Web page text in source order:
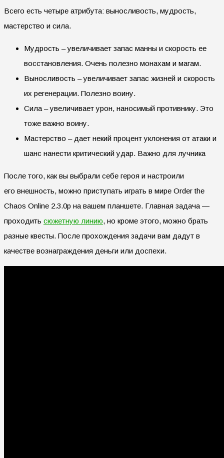
Всего есть четыре атрибута: выносливость, мудрость,
мастерство и сила.
Мудрость – увеличивает запас манны и скорость ее
восстановления. Очень полезно монахам и магам.
Выносливость – увеличивает запас жизней и скорость
их регенерации. Полезно воину.
Сила – увеличивает урон, наносимый противнику. Это
тоже важно воину.
Мастерство – дает некий процент уклонения от атаки и
шанс нанести критический удар. Важно для лучника
После того, как вы выбрали себе героя и настроили
его внешность, можно приступать играть в мире Order the
Chaos Online 2.3.0p на вашем планшете. Главная задача —
проходить сюжетную линию, но кроме этого, можно брать
разные квесты. После прохождения задачи вам дадут в
качестве вознаграждения деньги или доспехи.